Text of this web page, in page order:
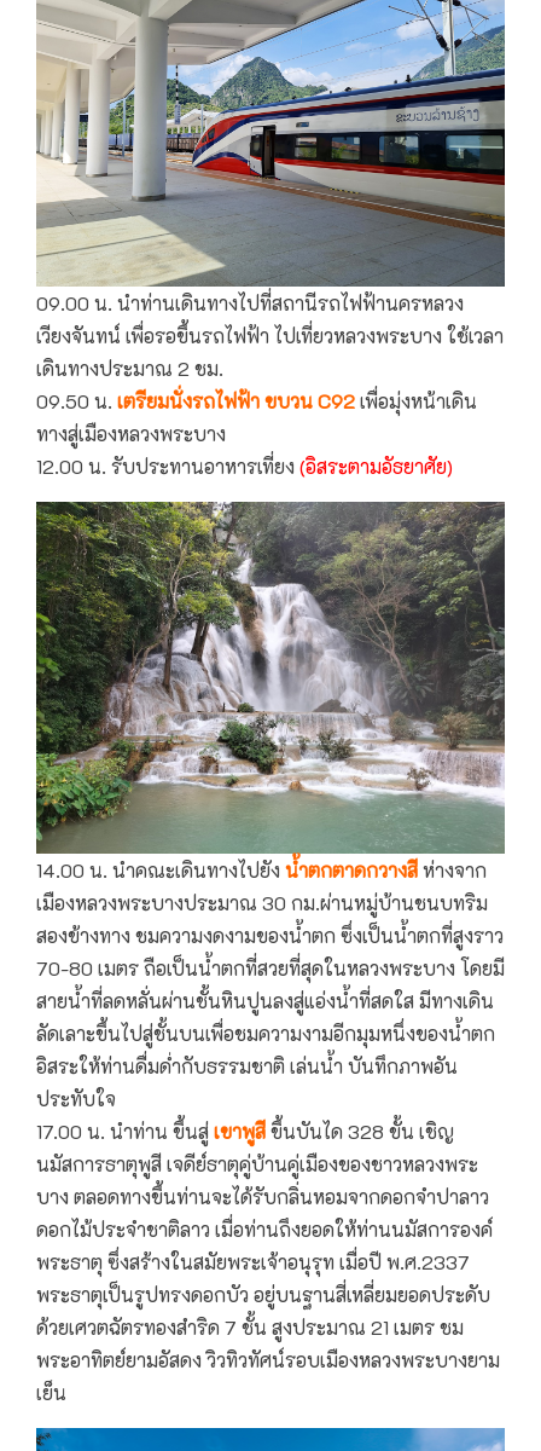
09.00 น. นำท่านเดินทางไปที่สถานีรถไฟฟ้านครหลวง
เวียงจันทน์ เพื่อรอขึ้นรถไฟฟ้า ไปเที่ยวหลวงพระบาง ใช้เวลา
เดินทางประมาณ 2 ชม.
09.50 น. เตรียมนั่งรถไฟฟ้า ขบวน C92เพื่อมุ่งหน้าเดิน
ทางสู่เมืองหลวงพระบาง
12.00 น. รับประทานอาหารเที่ยง (อิสระตามอัธยาศัย)
14.00 น. นำคณะเดินทางไปยัง นํ้าตกตาดกวางสีห่างจาก
เมืองหลวงพระบางประมาณ 30 กม.ผ่านหมู่บ้านชนบทริม
สองข้างทาง ชมความงดงามของนํ้าตก ซึ่งเป็นนํ้าตกที่สูงราว
70-80 เมตร ถือเป็นนํ้าตกที่สวยที่สุดในหลวงพระบาง โดยมี
สายนํ้าที่ลดหลั่นผ่านชั้นหินปูนลงสู่แอ่งนํ้าที่สดใส มีทางเดิน
ลัดเลาะขึ้นไปสู่ชั้นบนเพื่อชมความงามอีกมุมหนึ่งของนํ้าตก
อิสระให้ท่านดื่มดํ่ากับธรรมชาติ เล่นนํ้า บันทึกภาพอัน
ประทับใจ
17.00 น. นำท่าน ขึ้นสู่ เขาพูสีขึ้นบันได 328 ขั้น เชิญ
นมัสการธาตุพูสี เจดีย์ธาตุคู่บ้านคู่เมืองของชาวหลวงพระ
บาง ตลอดทางขึ้นท่านจะได้รับกลิ่นหอมจากดอกจำปาลาว
ดอกไม้ประจำชาติลาว เมื่อท่านถึงยอดให้ท่านนมัสการองค์
พระธาตุ ซึ่งสร้างในสมัยพระเจ้าอนุรุท เมื่อปี พ.ศ.2337
พระธาตุเป็นรูปทรงดอกบัว อยู่บนฐานสี่เหลี่ยมยอดประดับ
ด้วยเศวตฉัตรทองสำริด 7 ชั้น สูงประมาณ 21 เมตร ชม
พระอาทิตย์ยามอัสดง วิวทิวทัศน์รอบเมืองหลวงพระบางยาม
เย็น